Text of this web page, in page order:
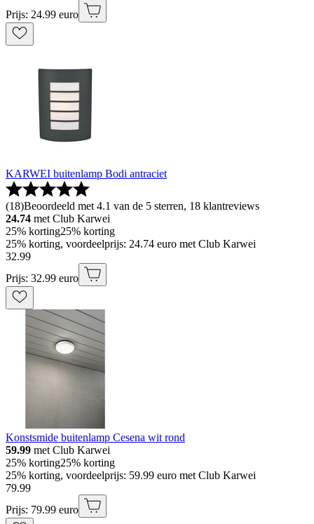
Prijs: 24.99 euro
KARWEI buitenlamp Bodi antraciet
(18)Beoordeeld met 4.1 van de 5 sterren, 18 klantreviews
24.74 met Club Karwei
25% korting25% korting
25% korting, voordeelprijs: 24.74 euro met Club Karwei
32.99
Prijs: 32.99 euro
Konstsmide buitenlamp Cesena wit rond
59.99 met Club Karwei
25% korting25% korting
25% korting, voordeelprijs: 59.99 euro met Club Karwei
79.99
Prijs: 79.99 euro